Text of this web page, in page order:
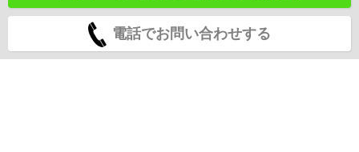
電話でお問い合わせする